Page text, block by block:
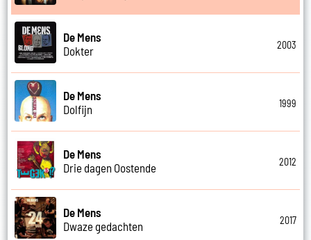
De Mens
Dokter
2003
De Mens
Dolfijn
1999
De Mens
Drie dagen Oostende
2012
De Mens
Dwaze gedachten
2017